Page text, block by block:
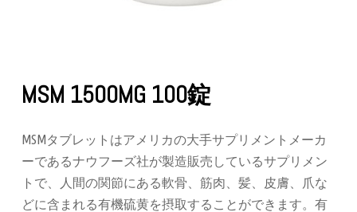
MSM 1500MG 100錠
MSMタブレットはアメリカの大手サプリメントメーカ
ーであるナウフーズ社が製造販売しているサプリメン
トで、人間の関節にある軟骨、筋肉、髪、皮膚、爪な
どに含まれる有機硫黄を摂取することができます。有